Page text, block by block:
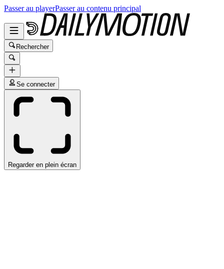
Passer au playerPasser au contenu principal
Rechercher
Se connecter
Regarder en plein écran